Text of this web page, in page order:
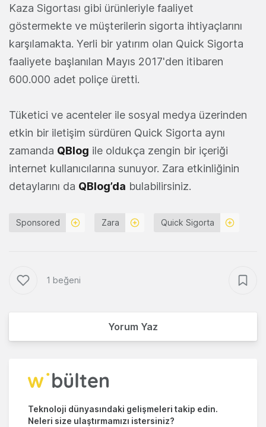
Kaza Sigortası gibi ürünleriyle faaliyet
göstermekte ve müşterilerin sigorta ihtiyaçlarını
karşılamakta. Yerli bir yatırım olan Quick Sigorta
faaliyete başlanılan Mayıs 2017'den itibaren
600.000 adet poliçe üretti.
Tüketici ve acenteler ile sosyal medya üzerinden
etkin bir iletişim sürdüren Quick Sigorta aynı
zamanda QBlog ile oldukça zengin bir içeriği
internet kullanıcılarına sunuyor. Zara etkinliğinin
detaylarını da QBlog’da bulabilirsiniz.
Sponsored Zara Quick Sigorta
1 beğeni
Yorum Yaz
Teknoloji dünyasındaki gelişmeleri takip edin.
Neleri size ulaştırmamızı istersiniz?